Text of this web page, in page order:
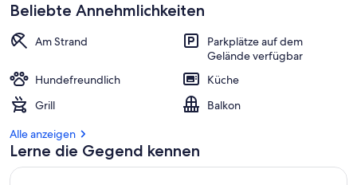
Beliebte Annehmlichkeiten
Am Strand
Parkplätze auf dem
Gelände verfügbar
Hundefreundlich
Küche
Grill
Balkon
Alle anzeigen
Lerne die Gegend kennen